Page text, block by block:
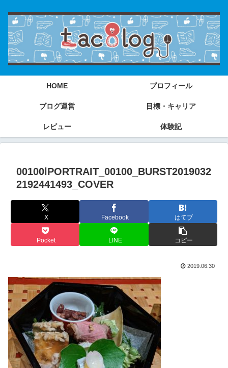
HOME プロフィール
ブログ運営 目標・キャリア
レビュー 体験記
00100lPORTRAIT_00100_BURST2019032
2192441493_COVER
X Facebook はてブ
Pocket LINE コピー
2019.06.30